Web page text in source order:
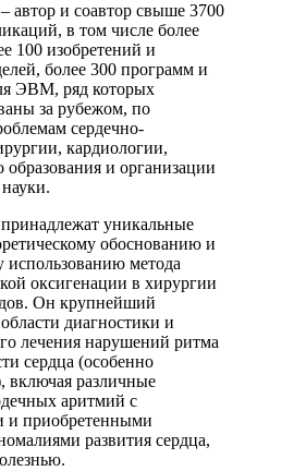
автор и соавтор свыше 3700
в том числе более
100 изобретений и
более 300 программ и
ЭВМ, ряд которых
за рубежом, по
сердечно-
кардиологии,
образования и организации
уникальные
обоснованию и
использованию метода
оксигенации в хирургии
Он крупнейший
диагностики и
лечения нарушений ритма
сердца (особенно
включая различные
аритмий с
и приобретенными
развития сердца,